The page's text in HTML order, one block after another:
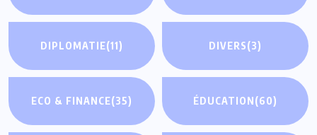
DIPLOMATIE(11) DIVERS(3)
ECO & FINANCE(35) ÉDUCATION(60)